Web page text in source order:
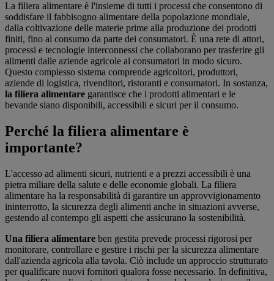
La filiera alimentare è l'insieme di tutti i processi che consentono di
soddisfare il fabbisogno alimentare della popolazione mondiale,
dalla coltivazione delle materie prime alla produzione dei prodotti
finiti, fino al consumo da parte dei consumatori. È una rete di attori,
processi e tecnologie interconnessi che collaborano per trasferire gli
alimenti dalle aziende agricole ai consumatori in modo sicuro.
Questo complesso sistema comprende agricoltori, produttori,
aziende di logistica, rivenditori, ristoranti e consumatori. In sostanza,
la filiera alimentare garantisce che i prodotti alimentari e le
bevande siano disponibili, accessibili e sicuri per il consumo.
Perché la filiera alimentare è
importante?
L'accesso ad alimenti sicuri, nutrienti e a prezzi accessibili è una
pietra miliare della salute e delle economie globali. La filiera
alimentare ha la responsabilità di garantire un approvvigionamento
ininterrotto, la sicurezza degli alimenti anche in situazioni avverse,
gestendo al contempo gli aspetti che assicurano la sostenibilità.
Una filiera alimentare ben gestita prevede processi rigorosi per
monitorare, controllare e gestire i rischi per la sicurezza alimentare
dall'azienda agricola alla tavola. Ciò include un approccio strutturato
per qualificare nuovi fornitori qualora fosse necessario. In definitiva,